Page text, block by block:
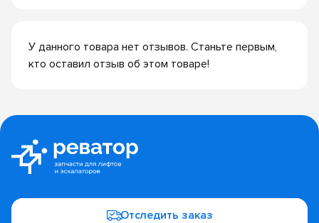
У данного товара нет отзывов. Станьте первым,
кто оставил отзыв об этом товаре!
Отследить заказ